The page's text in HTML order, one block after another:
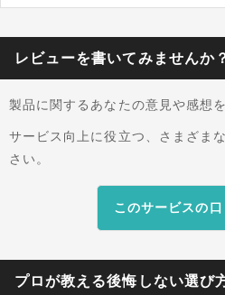
パも最高です。 ◇初期設定は丸ごと当社でお引き
（初期費用に含む。追加費用無し
フト作成で、紙とExcelに
レビューを書いてみませんか
製品に関するあなたの意見や感想
サービス向上に役立つ、さまざま
さい。
このサービスの口
プロが教える後悔しない選び